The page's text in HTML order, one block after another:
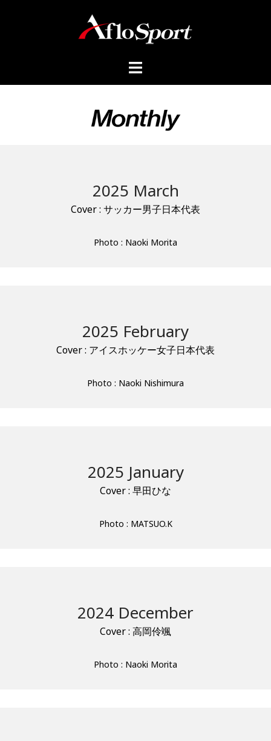
2025 March
Cover : サッカー男子日本代表
Photo : Naoki Morita
2025 February
Cover : アイスホッケー女子日本代表
Photo : Naoki Nishimura
2025 January
Cover : 早田ひな
Photo : MATSUO.K
2024 December
Cover : 高岡伶颯
Photo : Naoki Morita